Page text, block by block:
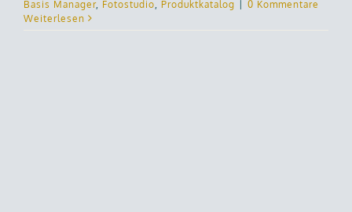
Basis Manager, Fotostudio Produktkatalog
0 Kommentare
Weiterlesen